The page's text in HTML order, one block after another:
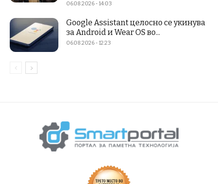
06.08.2026 - 14:03
Google Assistant целосно се укинува
за Android и Wear OS во...
06.08.2026 - 12:23